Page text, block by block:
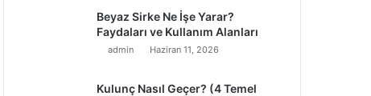
Beyaz Sirke Ne İşe Yarar?
Faydaları ve Kullanım Alanları
admin Haziran 11, 2026
Kulunç Nasıl Geçer? (4 Temel